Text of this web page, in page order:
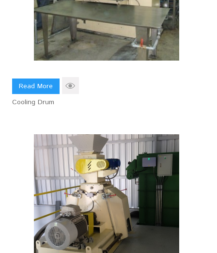
Read More
Cooling Drum